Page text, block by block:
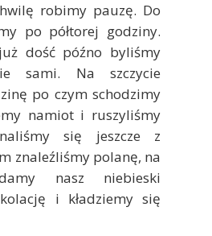
robimy pauzę. Do
po półtorej godziny.
dość późno byliśmy
sami. Na szczycie
po czym schodzimy
namiot i ruszyliśmy
się jeszcze z
znaleźliśmy polanę, na
nasz niebieski
i kładziemy się